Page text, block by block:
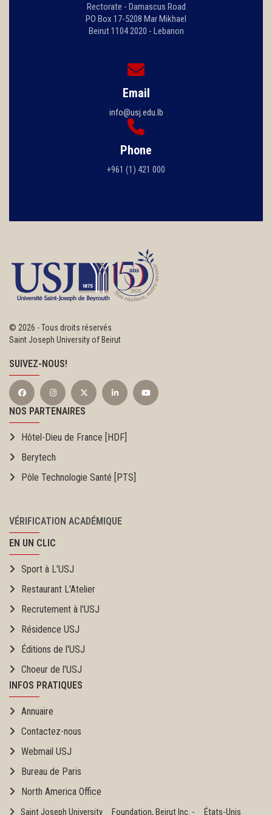
Rectorate - Damascus Road
PO Box 17-5208 Mar Mikhael
Beirut 1104 2020 - Lebanon
Email
info@usj.edu.lb
Phone
+961 (1) 421 000
© 2026 - Tous droits réservés
Saint Joseph University of Beirut
SUIVEZ-NOUS!
NOS PARTENAIRES
Hôtel-Dieu de France [HDF]
Berytech
Pôle Technologie Santé [PTS]
VÉRIFICATION ACADÉMIQUE
EN UN CLIC
Sport à L'USJ
Restaurant L'Atelier
Recrutement à l'USJ
Résidence USJ
Éditions de l'USJ
Choeur de l'USJ
INFOS PRATIQUES
Annuaire
Contactez-nous
Webmail USJ
Bureau de Paris
North America Office
Saint Joseph University Foundation, Beirut Inc. - États-Unis